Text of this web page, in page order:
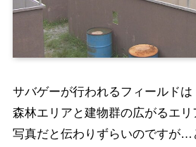
サバゲーが行われるフィールドは
森林エリアと建物群の広がるエリ
写真だと伝わりずらいのですが…